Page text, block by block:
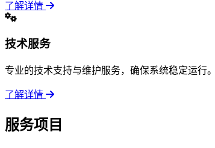
了解详情
技术服务
专业的技术支持与维护服务，确保系统稳定运行。
了解详情
服务项目